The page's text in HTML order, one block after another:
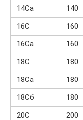
14Са
140
16С
160
16Са
160
18С
180
18Са
180
18Сб
180
20С
200